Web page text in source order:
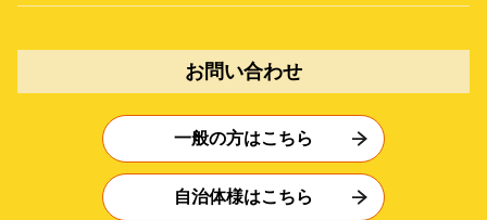
お問い合わせ
一般の方はこちら
自治体様はこちら